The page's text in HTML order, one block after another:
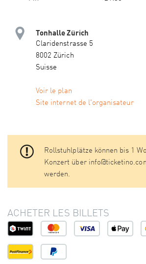
Tonhalle Zürich
Claridenstrasse 5
8002 Zürich
Suisse
Voir le plan
Site internet de l'organisateur
Rollstuhlplätze können bis 1
Konzert über
werden.
ACHETER LES BILLETS